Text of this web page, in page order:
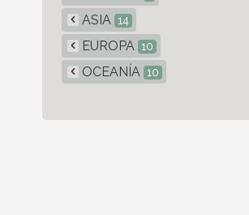
ASIA 14
EUROPA 10
OCEANÍA 10